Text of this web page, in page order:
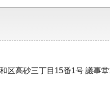
区高砂三丁目15番1号 議事